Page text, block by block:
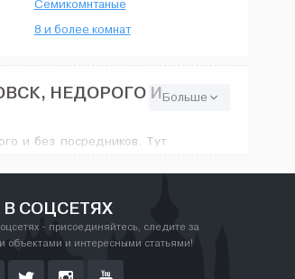
Семикомнтаные
8 и более комнат
НЕДОРОГО И
и без посредников. Тут
найдутся любые
Больше
СОЦСЕТЯХ
- присоединяйтесь, следите за
объектами и интересными статьями!